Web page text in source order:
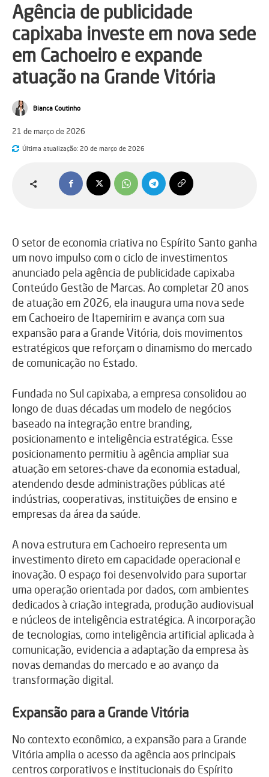
Agência de publicidade
capixaba investe em nova sede
em Cachoeiro e expande
atuação na Grande Vitória
Bianca Coutinho
21 de março de 2026
Última atualização: 20 de março de 2026
O setor de economia criativa no Espírito Santo ganha
um novo impulso com o ciclo de investimentos
anunciado pela agência de publicidade capixaba
Conteúdo Gestão de Marcas. Ao completar 20 anos
de atuação em 2026, ela inaugura uma nova sede
em Cachoeiro de Itapemirim e avança com sua
expansão para a Grande Vitória, dois movimentos
estratégicos que reforçam o dinamismo do mercado
de comunicação no Estado.
Fundada no Sul capixaba, a empresa consolidou ao
longo de duas décadas um modelo de negócios
baseado na integração entre branding,
posicionamento e inteligência estratégica. Esse
posicionamento permitiu à agência ampliar sua
atuação em setores-chave da economia estadual,
atendendo desde administrações públicas até
indústrias, cooperativas, instituições de ensino e
empresas da área da saúde.
A nova estrutura em Cachoeiro representa um
investimento direto em capacidade operacional e
inovação. O espaço foi desenvolvido para suportar
uma operação orientada por dados, com ambientes
dedicados à criação integrada, produção audiovisual
e núcleos de inteligência estratégica. A incorporação
de tecnologias, como inteligência artificial aplicada à
comunicação, evidencia a adaptação da empresa às
novas demandas do mercado e ao avanço da
transformação digital.
Expansão para a Grande Vitória
No contexto econômico, a expansão para a Grande
Vitória amplia o acesso da agência aos principais
centros corporativos e institucionais do Espírito